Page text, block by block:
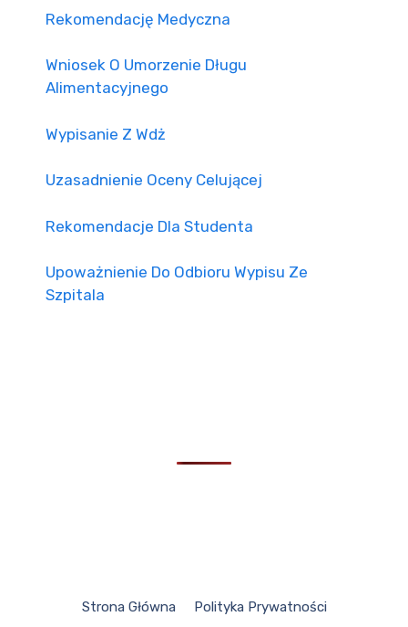
Rekomendację Medyczna
Wniosek O Umorzenie Długu
Alimentacyjnego
Wypisanie Z Wdż
Uzasadnienie Oceny Celującej
Rekomendacje Dla Studenta
Upoważnienie Do Odbioru Wypisu Ze
Szpitala
Strona Główna
Polityka Prywatności